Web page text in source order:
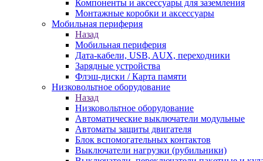
Компоненты и аксессуары для заземления
Монтажные коробки и аксессуары
Мобильная периферия
Назад
Мобильная периферия
Дата-кабели, USB, AUX, переходники
Зарядные устройства
Флэш-диски / Карта памяти
Низковольтное оборудование
Назад
Низковольтное оборудование
Автоматические выключатели модульные
Автоматы защиты двигателя
Блок вспомогательных контактов
Выключатели нагрузки (рубильники)